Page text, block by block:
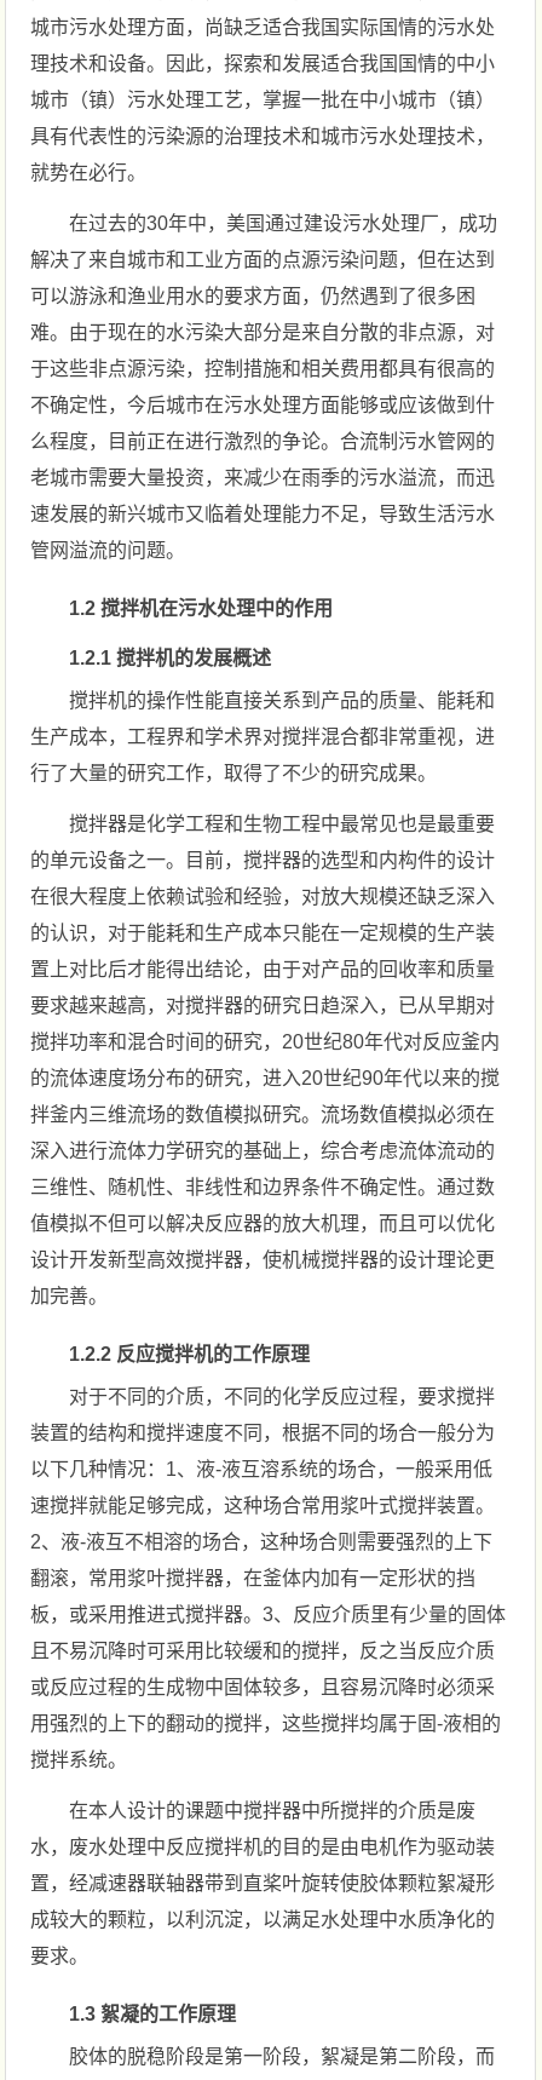
城市污水处理方面，尚缺乏适合我国实际国情的污水处
理技术和设备。因此，探索和发展适合我国国情的中小
城市（镇）污水处理工艺，掌握一批在中小城市（镇）
具有代表性的污染源的治理技术和城市污水处理技术，
就势在必行。
在过去的30年中，美国通过建设污水处理厂，成功
解决了来自城市和工业方面的点源污染问题，但在达到
可以游泳和渔业用水的要求方面，仍然遇到了很多困
难。由于现在的水污染大部分是来自分散的非点源，对
于这些非点源污染，控制措施和相关费用都具有很高的
不确定性，今后城市在污水处理方面能够或应该做到什
么程度，目前正在进行激烈的争论。合流制污水管网的
老城市需要大量投资，来减少在雨季的污水溢流，而迅
速发展的新兴城市又临着处理能力不足，导致生活污水
管网溢流的问题。
1.2 搅拌机在污水处理中的作用
1.2.1 搅拌机的发展概述
搅拌机的操作性能直接关系到产品的质量、能耗和
生产成本，工程界和学术界对搅拌混合都非常重视，进
行了大量的研究工作，取得了不少的研究成果。
搅拌器是化学工程和生物工程中最常见也是最重要
的单元设备之一。目前，搅拌器的选型和内构件的设计
在很大程度上依赖试验和经验，对放大规模还缺乏深入
的认识，对于能耗和生产成本只能在一定规模的生产装
置上对比后才能得出结论，由于对产品的回收率和质量
要求越来越高，对搅拌器的研究日趋深入，已从早期对
搅拌功率和混合时间的研究，20世纪80年代对反应釜内
的流体速度场分布的研究，进入20世纪90年代以来的搅
拌釜内三维流场的数值模拟研究。流场数值模拟必须在
深入进行流体力学研究的基础上，综合考虑流体流动的
三维性、随机性、非线性和边界条件不确定性。通过数
值模拟不但可以解决反应器的放大机理，而且可以优化
设计开发新型高效搅拌器，使机械搅拌器的设计理论更
加完善。
1.2.2 反应搅拌机的工作原理
对于不同的介质，不同的化学反应过程，要求搅拌
装置的结构和搅拌速度不同，根据不同的场合一般分为
以下几种情况：1、液-液互溶系统的场合，一般采用低
速搅拌就能足够完成，这种场合常用浆叶式搅拌装置。
2、液-液互不相溶的场合，这种场合则需要强烈的上下
翻滚，常用浆叶搅拌器，在釜体内加有一定形状的挡
板，或采用推进式搅拌器。3、反应介质里有少量的固体
且不易沉降时可采用比较缓和的搅拌，反之当反应介质
或反应过程的生成物中固体较多，且容易沉降时必须采
用强烈的上下的翻动的搅拌，这些搅拌均属于固-液相的
搅拌系统。
在本人设计的课题中搅拌器中所搅拌的介质是废
水，废水处理中反应搅拌机的目的是由电机作为驱动装
置，经减速器联轴器带到直桨叶旋转使胶体颗粒絮凝形
成较大的颗粒，以利沉淀，以满足水处理中水质净化的
要求。
1.3 絮凝的工作原理
胶体的脱稳阶段是第一阶段，絮凝是第二阶段，而